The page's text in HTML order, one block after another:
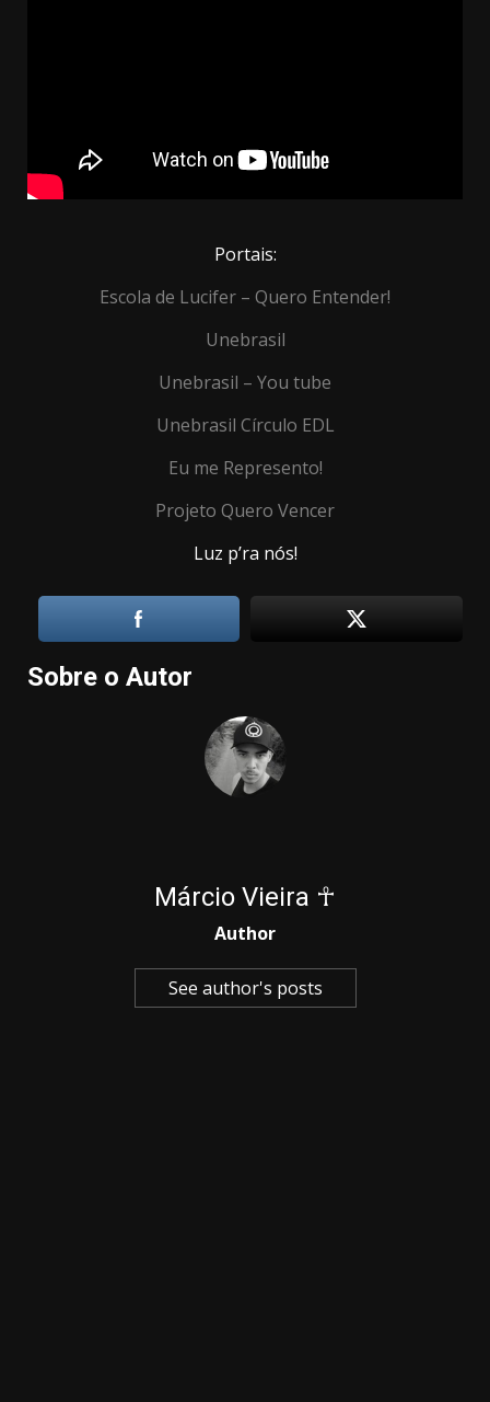
Portais:
Escola de Lucifer – Quero Entender!
Unebrasil
Unebrasil – You tube
Unebrasil Círculo EDL
Eu me Represento!
Projeto Quero Vencer
Luz p’ra nós!
Sobre o Autor
Márcio Vieira ☥
Author
See author's posts